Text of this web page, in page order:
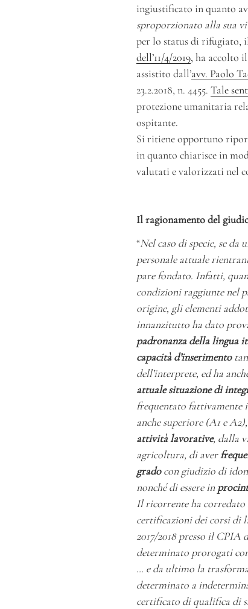
ingiustificato in quanto
sproporzionato alla sua
per lo status di rifugiato,
dell’11/4/2019, ha accolto
assistito dall’avv. Paolo
23.2.2018, n. 4455. Tale
protezione umanitaria
ospitante.
Si ritiene opportuno
in quanto chiarisce in
valutati e valorizzati nel
Il ragionamento del
“Nel caso di specie, se da
personale attuale
pare fondato. Infatti,
condizioni raggiunte nel
origine, gli elementi
innanzitutto ha dato
padronanza della lingua
capacità d’inserimento
dell’interprete, ed ha
attuale situazione di
frequentato fattivamente i
anche superiore (A1 e
attività lavorative, dalla
agricoltura, di aver
gradocon giudizio di
nonché di essere in
Il ricorrente ha
certificazioni dei corsi di
2017/2018 presso il
determinato prorogati
… e da ultimo la
determinato a
certificato di qualifica di